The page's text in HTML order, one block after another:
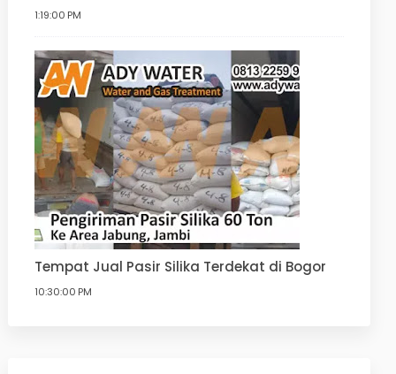
1:19:00 PM
Tempat Jual Pasir Silika Terdekat di Bogor
10:30:00 PM